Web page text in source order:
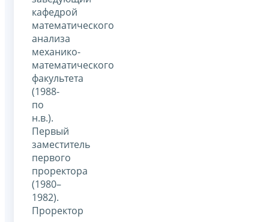
кафедрой
математического
анализа
механико-
математического
факультета
(1988-
по
н.в.).
Первый
заместитель
первого
проректора
(1980–
1982).
Проректор